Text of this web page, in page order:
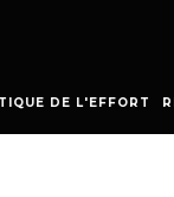
DE L'EFFORT